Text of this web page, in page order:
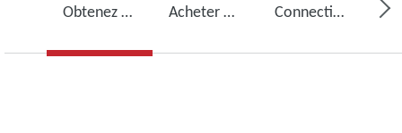
Obtenez des services pour votre pompe à vide Acheter de l’huile pour pompe à vide, des pièces de rechange et des kits Connectivité, surveillance et détection